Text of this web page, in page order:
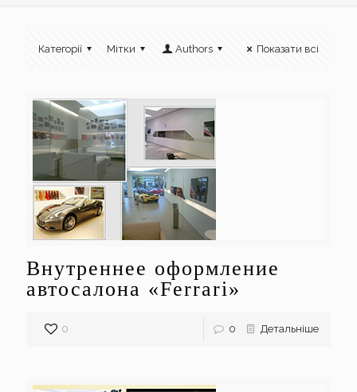
Категорії Мітки Authors Показати всі
Внутреннее оформление
автосалона «Ferrari»
0 0 Детальніше